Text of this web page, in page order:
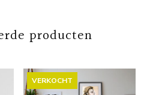
producten
VERKOCHT